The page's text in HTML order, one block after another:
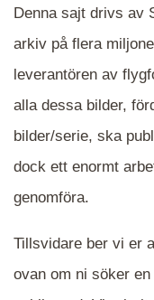
När du ser blåa,
en serie i varje.
närmare det
mappen.
Denna sajt drivs av
arkiv på flera
leverantören av
alla dessa bilder,
bilder/serie, ska
dock ett enormt
genomföra.
Tillsvidare ber vi er
ovan om ni söker